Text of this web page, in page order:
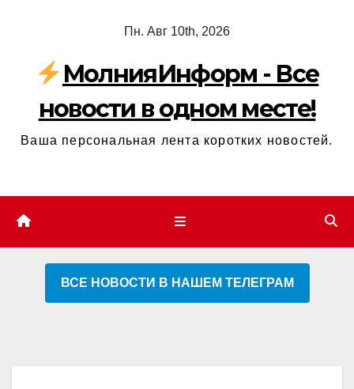
содержимому
Пн. Авг 10th, 2026
МолнияИнформ - Все
новости в одном месте!
Ваша персональная лента коротких новостей.
ВСЕ НОВОСТИ В НАШЕМ ТЕЛЕГРАМ